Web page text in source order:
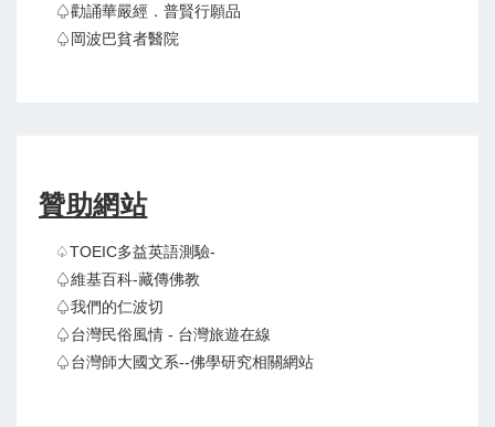
♤勸誦華嚴經．普賢行願品
♤岡波巴貧者醫院
贊助網站
♤TOEIC多益英語測驗-
♤維基百科-藏傳佛教
♤我們的仁波切
♤台灣民俗風情 - 台灣旅遊在線
♤台灣師大國文系--佛學研究相關網站